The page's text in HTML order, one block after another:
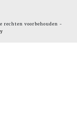
voorbehouden -